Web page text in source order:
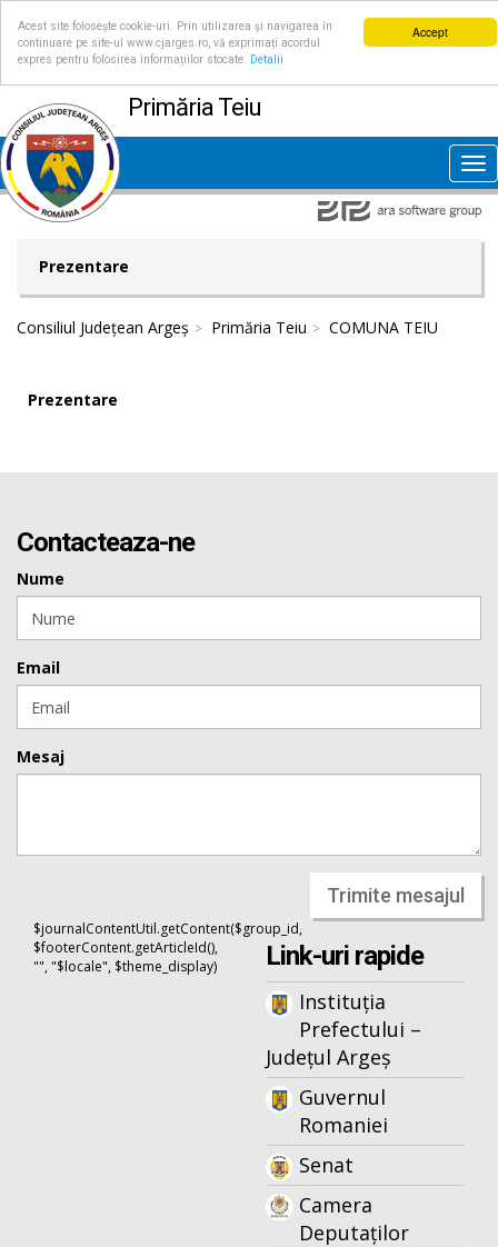
Accept
Acest site folosește cookie-uri. Prin utilizarea și navigarea în
continuare pe site-ul www.cjarges.ro, vă exprimați acordul
expres pentru folosirea informațiilor stocate.
Detalii
Primăria Teiu
Prezentare
Consiliul Județean Argeș Primăria Teiu COMUNA TEIU
Prezentare
Contacteaza-ne
Nume
Email
Mesaj
Trimite mesajul
$journalContentUtil.getContent($group_id,
$footerContent.getArticleId(),
"", "$locale", $theme_display)
Link-uri rapide
Instituția
Prefectului –
Județul Argeș
Guvernul
Romaniei
Senat
Camera
Deputaților